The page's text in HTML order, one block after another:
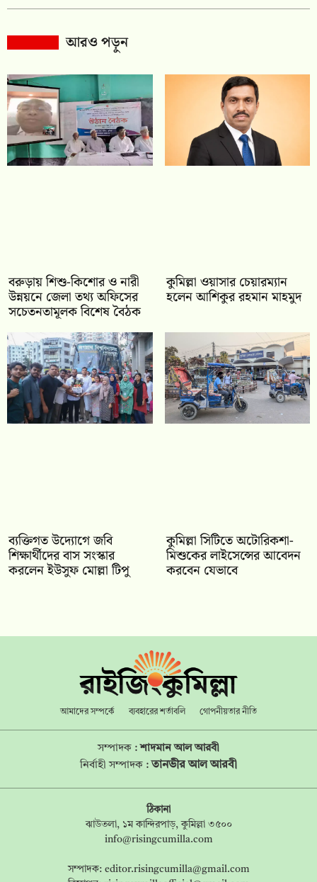
আরও পড়ুন
বরুড়ায় শিশু-কিশোর ও নারী
উন্নয়নে জেলা তথ্য অফিসের
সচেতনতামূলক বিশেষ বৈঠক
কুমিল্লা ওয়াসার চেয়ারম্যান
হলেন আশিকুর রহমান মাহমুদ
ব্যক্তিগত উদ্যোগে জবি
শিক্ষার্থীদের বাস সংস্কার
করলেন ইউসুফ মোল্লা টিপু
কুমিল্লা সিটিতে অটোরিকশা-
মিশুকের লাইসেন্সের আবেদন
করবেন যেভাবে
আমাদের সম্পর্কে ব্যবহারের শর্তাবলি গোপনীয়তার নীতি
সম্পাদক :শাদমান আল আরবী
নির্বাহী সম্পাদক : তানভীর আল আরবী
ঠিকানা
ঝাউতলা, ১ম কান্দিরপাড়, কুমিল্লা ৩৫০০
info@risingcumilla.com
সম্পাদক: editor.risingcumilla@gmail.com